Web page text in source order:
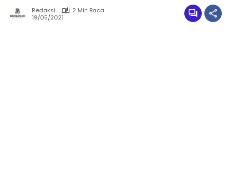
Redaksi
2 Min Baca
19/05/2021